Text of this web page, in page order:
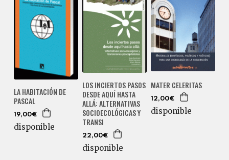
LA HABITACIÓN DE
PASCAL
19,00€
disponible
LOS INCIERTOS PASOS
DESDE AQUÍ HASTA
ALLÁ: ALTERNATIVAS
SOCIOECOLÓGICAS Y
TRANSI
22,00€
disponible
MATER CELERITAS
12,00€
disponible